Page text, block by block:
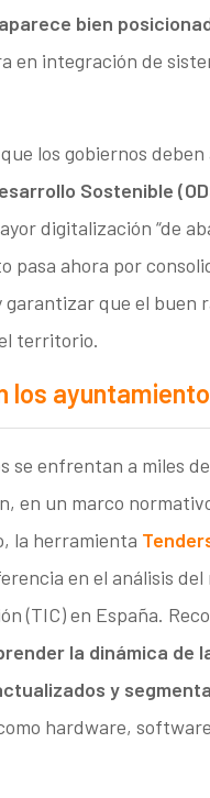
bien
en integración de
los gobiernos
Sostenible
digitalización “de
pasa ahora por
que el
territorio.
los
se enfrentan a miles
en un marco
la herramienta
en el análisis
(TIC) en España.
la dinámica de
y
hardware,